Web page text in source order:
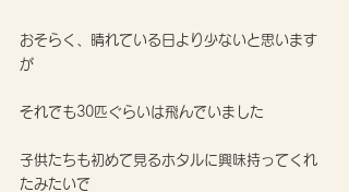
おそらく、晴れている日より少ないと思います
が
それでも30匹ぐらいは飛んでいました
子供たちも初めて見るホタルに興味持ってくれ
たみたいで